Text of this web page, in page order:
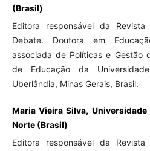
(Brasil)
Editora responsável da
Debate. Doutora em
associada de Políticas e Gestão
de Educação da
Uberlândia, Minas Gerais, Brasil.
Maria Vieira Silva,
Norte (Brasil)
Editora responsável da